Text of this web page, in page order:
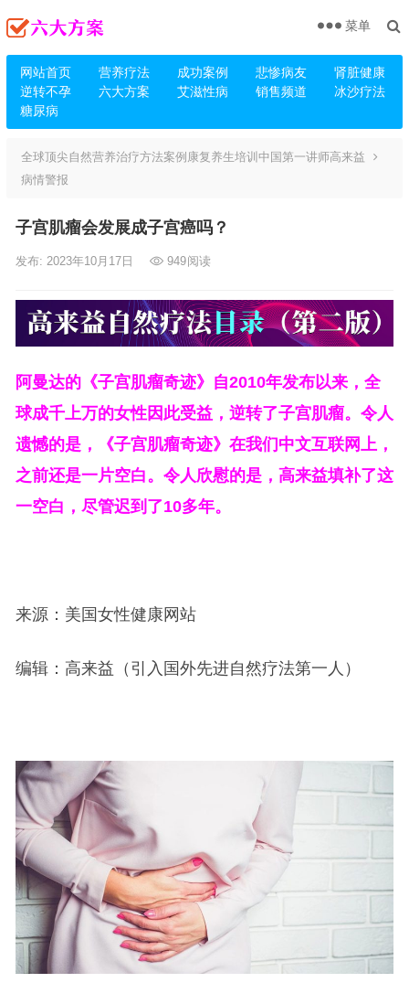
网站首页 营养疗法 成功案例 悲惨病友
肾脏健康
逆转不孕
六大方案 艾滋性病 销售频道
冰沙疗法
糖尿病
菜单
全球顶尖自然营养治疗方法案例康复养生培训中国第一讲师高来益
病情警报
子宫肌瘤会发展成子宫癌吗？
发布: 2023年10月17日 949阅读
阿曼达的《子宫肌瘤奇迹》自2010年发布以来，全
球成千上万的女性因此受益，逆转了子宫肌瘤。令人
遗憾的是，《子宫肌瘤奇迹》在我们中文互联网上，
之前还是一片空白。令人欣慰的是，高来益填补了这
一空白，尽管迟到了10多年。
来源：美国女性健康网站
编辑：高来益（引入国外先进自然疗法第一人）